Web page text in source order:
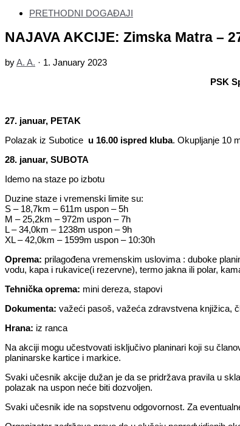
PRETHODNI DOGAĐAJI
NAJAVA AKCIJE: Zimska Matra –
byA. A. · 1. January 2023
PSK
27. januar, PETAK
Polazak iz Subotice u 16.00 ispred kluba. Okupljanje 10
28. januar, SUBOTA
Idemo na staze po izbotu
Duzine staze i vremenski limite su:
S – 18,7km – 611m uspon – 5h
M – 25,2km – 972m uspon – 7h
L – 34,0km – 1238m uspon – 9h
XL – 42,0km – 1599m uspon – 10:30h
Oprema: prilagođena vremenskim uslovima : duboke
vodu, kapa i rukavice(i rezervne), termo jakna ili polar,
Tehnička oprema: mini dereza, stapovi
Dokumenta: važeći pasoš, važeća zdravstvena knjižica,
Hrana: iz ranca
Na akciji mogu učestvovati isključivo planinari koji su
planinarske kartice i markice.
Svaki učesnik akcije dužan je da se pridržava pravila u
polazak na uspon neće biti dozvoljen.
Svaki učesnik ide na sopstvenu odgovornost. Za